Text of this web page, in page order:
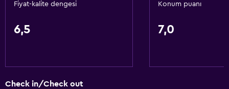
Fiyat-kalite dengesi
6,5
Konum puanı
7,0
Check in/Check out